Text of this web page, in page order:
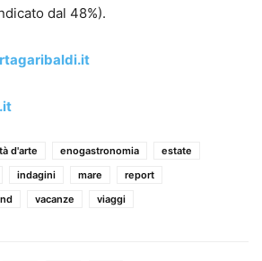
dal 48%).
d'arte enogastronomia
estate
indagini mare
report
vacanze viaggi